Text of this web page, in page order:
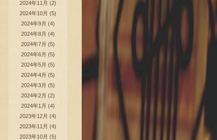
2024年11月 (2)
2024年10月 (5)
2024年9月 (4)
2024年8月 (4)
2024年7月 (5)
2024年6月 (5)
2024年5月 (5)
2024年4月 (5)
2024年3月 (5)
2024年2月 (2)
2024年1月 (4)
2023年12月 (4)
2023年11月 (4)
2023年10月 (5)